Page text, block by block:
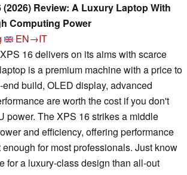
(2026) Review: A Luxury Laptop With
Computing Power
EN→IT
16 delivers on its aims with scarce
is a premium machine with a price to
build, OLED display, advanced
are worth the cost if you don't
power. The XPS 16 strikes a middle
and efficiency, offering performance
for most professionals. Just know
for a luxury-class design than all-out